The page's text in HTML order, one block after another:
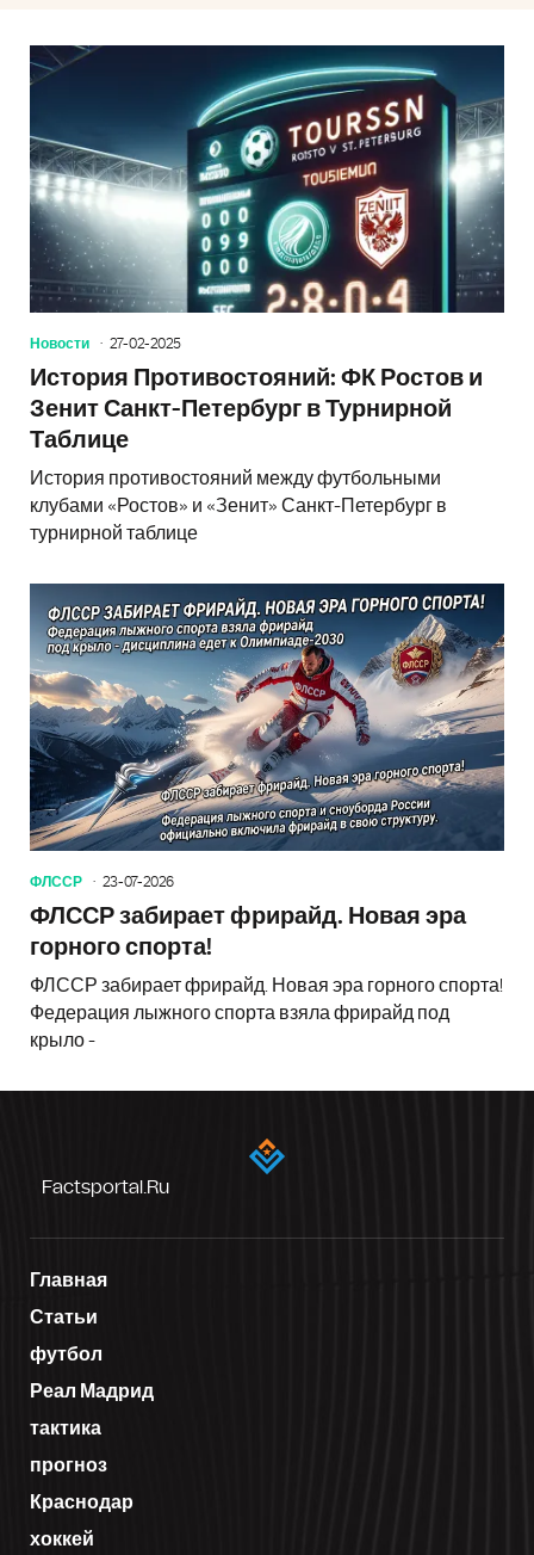
Новости 27-02-2025
История Противостояний: ФК Ростов и
Зенит Санкт-Петербург в Турнирной
Таблице
История противостояний между футбольными
клубами «Ростов» и «Зенит» Санкт-Петербург в
турнирной таблице
ФЛССР 23-07-2026
ФЛССР забирает фрирайд. Новая эра
горного спорта!
ФЛССР забирает фрирайд. Новая эра горного спорта!
Федерация лыжного спорта взяла фрирайд под
крыло -
Factsportal.ru
Главная
Статьи
футбол
Реал Мадрид
тактика
прогноз
Краснодар
хоккей